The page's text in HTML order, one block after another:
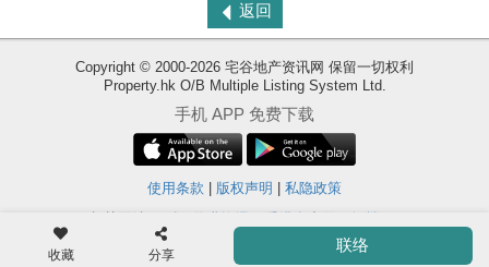
ENG
收藏 分享
联络
返回
Copyright © 2000-2026 宅谷地产资讯网 保留一切权利
Property.hk O/B Multiple Listing System Ltd.
手机 APP 免费下载
使用条款 版权声明
私隐政策